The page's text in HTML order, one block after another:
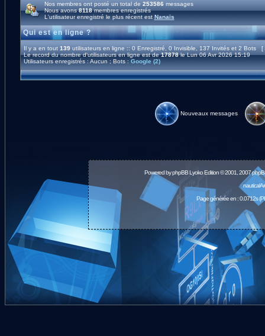
Nos membres ont posté un total de 253586 messages
Nous avons8118membres enregistrés
L'utilisateur enregistré le plus récent est Nanaïs
Qui est en ligne ?
Il y a en tout 139utilisateurs en ligne :: 0 Enregistré, 0 Invisible, 137 Invités et 2 Bots [
Le record du nombre d'utilisateurs en ligne est de17878le Lun 06 Avr 2026 15:19
Utilisateurs enregistrés : Aucun ; Bots : Google (2)
Nouveaux messages
Powered byphpBBLyoko Edition © 2001, 2007
Page générée en : 0.0712s